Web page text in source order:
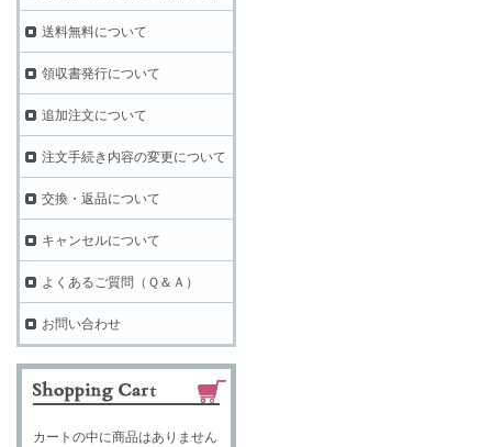
送料無料について
領収書発行について
追加注文について
注文手続き内容の変更について
交換・返品について
キャンセルについて
よくあるご質問（Ｑ＆Ａ）
お問い合わせ
カートの中に商品はありません